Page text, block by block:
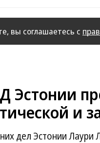
вы соглашаетесь с
Эстонии
и
дел Эстонии